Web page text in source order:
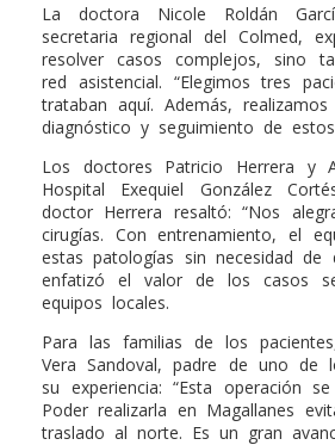
La doctora Nicole Roldán
secretaria regional del Colmed,
resolver casos complejos, sino
red asistencial. “Elegimos tres
trataban aquí. Además,
diagnóstico y seguimiento de
Los doctores Patricio Herrera y
Hospital Exequiel González
doctor Herrera resaltó: “Nos
cirugías. Con entrenamiento, el
estas patologías sin necesidad
enfatizó el valor de los casos
equipos locales.
Para las familias de los
Vera Sandoval, padre de uno de
su experiencia: “Esta operación
Poder realizarla en Magallanes
traslado al norte. Es un gran